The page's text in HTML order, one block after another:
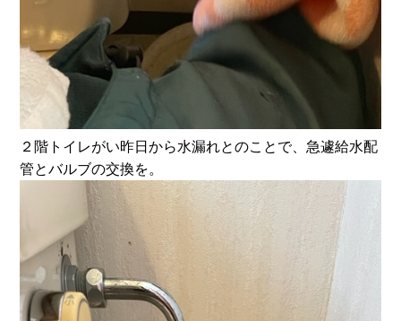
２階トイレがい昨日から水漏れとのことで、急遽給水配
管とバルブの交換を。